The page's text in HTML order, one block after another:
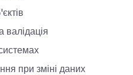
валідація
при зміні даних